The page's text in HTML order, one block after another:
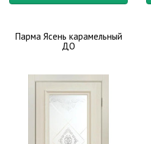
Парма Ясень карамельный
ДО